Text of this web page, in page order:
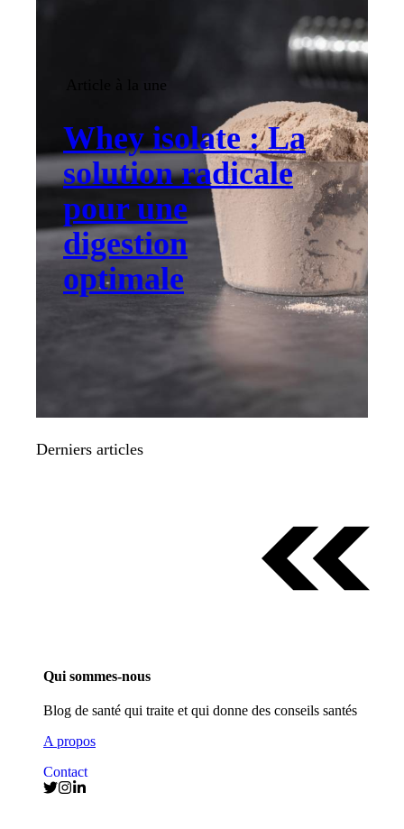
Article à la une
Whey isolate : La
solution radicale
pour une
digestion
optimale
Derniers articles
Qui sommes-nous
Blog de santé qui traite et qui donne des conseils santés
A propos
Contact